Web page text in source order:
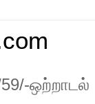
59/-ஒற்றாடல்